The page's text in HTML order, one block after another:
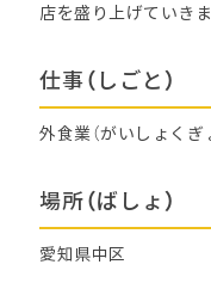
店を盛り上げていき
仕事（しごと）
外食業（がいしょくぎ
場所（ばしょ）
愛知県中区